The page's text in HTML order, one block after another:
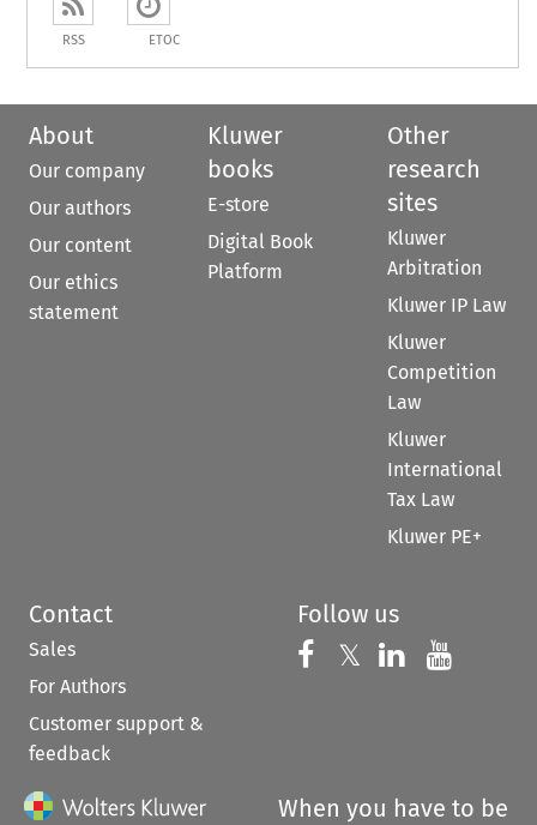
RSS ETOC
About
Our company
Our authors
Our content
Our ethics
statement
Kluwer
books
E-store
Digital Book
Platform
Other
research
sites
Kluwer
Arbitration
Kluwer IP Law
Kluwer
Competition
Law
Kluwer
International
Tax Law
Kluwer PE+
Contact
Sales
For Authors
Customer support &
feedback
Follow us
Follow us on
𝕏 Follow us on
Follow us
When you have to be